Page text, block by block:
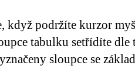
když podržíte kurzor
tabulku setřídíte dle
sloupce se